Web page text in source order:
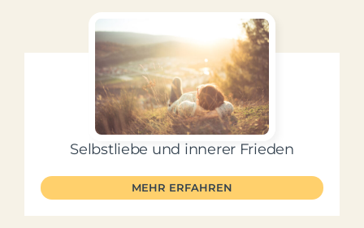
Selbstliebe und innerer Frieden
MEHR ERFAHREN